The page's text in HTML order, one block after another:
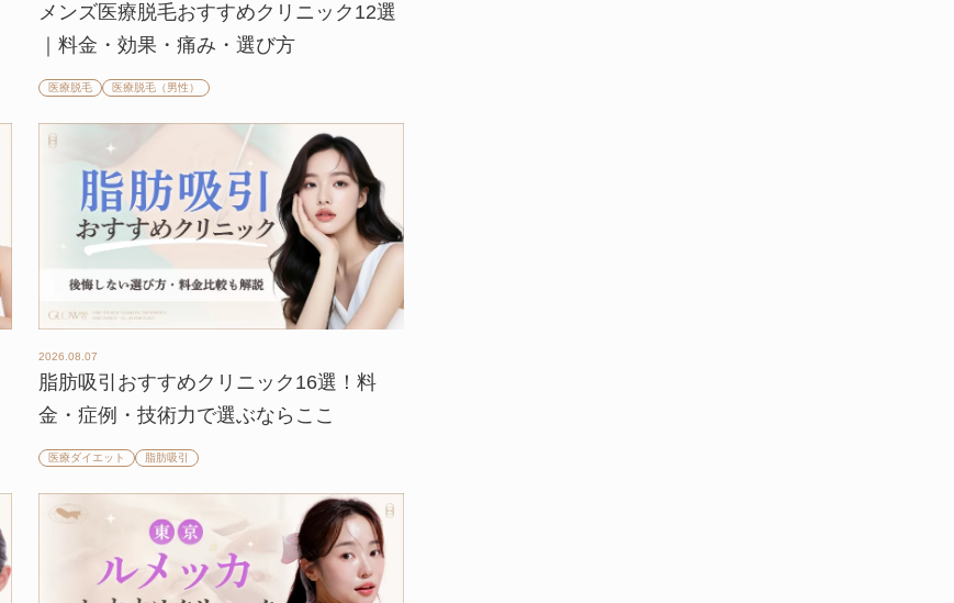
メンズ医療脱毛おすすめクリニック12選
｜料金・効果・痛み・選び方
医療脱毛 医療脱毛（男性）
2026.08.07
脂肪吸引おすすめクリニック16選！料
金・症例・技術力で選ぶならここ
医療ダイエット 脂肪吸引